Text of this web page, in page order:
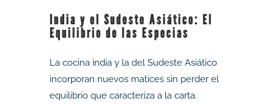
India y el Sudeste Asiático: El
Equilibrio de las Especias
La cocina india y la del Sudeste Asiático
incorporan nuevos matices sin perder el
equilibrio que caracteriza a la carta.